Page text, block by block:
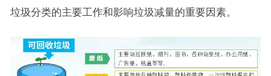
垃圾分类的主要工作和影响垃圾减量的重要因素。